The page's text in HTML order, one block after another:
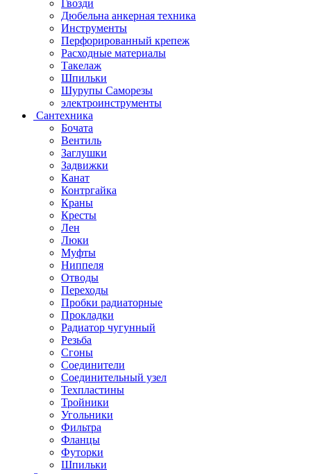
Гвозди
Дюбельна анкерная техника
Инструменты
Перфорированный крепеж
Расходные материалы
Такелаж
Шпильки
Шурупы Саморезы
электроинструменты
Сантехника
Бочата
Вентиль
Заглушки
Задвижки
Канат
Контргайка
Краны
Кресты
Лен
Люки
Муфты
Ниппеля
Отводы
Переходы
Пробки радиаторные
Прокладки
Радиатор чугунный
Резьба
Сгоны
Соединители
Соединительный узел
Техпластины
Тройники
Угольники
Фильтра
Фланцы
Футорки
Шпильки